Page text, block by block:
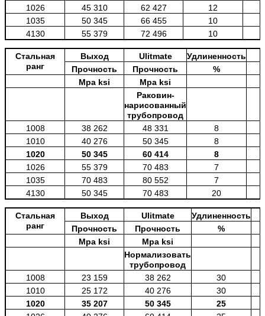
1026
45 310 62 427
12
1035
50 345 66 455
10
4130
55 379 72 496
10
4140
70 485 90 621
10
Стальная
ранг
Выход Ulitmate
Удлиненность
Прочность
Прочность %
Mpa ksi
Mpa ksi
Раковин-
нарисованный
трубопровод
1008
38 262 48 331
8
1010
40 276 50 345
8
1020
50 345 60 414
8
1026
55 379 70 483
7
1035
70 483 80 552
7
4130
50 345 70 483
20
4140
65 448 90 621
20
Стальная
ранг
Выход Ulitmate
Удлиненность
Прочность
Прочность
%
Mpa ksi
Mpa ksi
Нормализовать
трубопровод
1008
23 159 38 262
30
1010
25 172 40 276
30
1020
35 207 50 345
25